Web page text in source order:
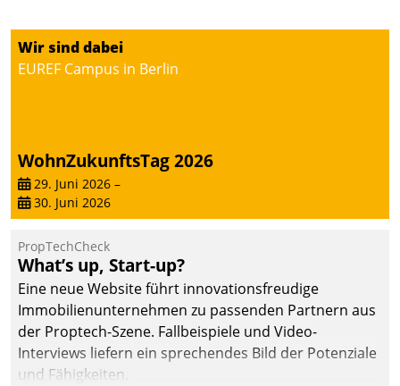
SAP-Systemlandschaft
deutscher
Wohnungsunternehmen
Dienstleisterauftrag.
Wir sind dabei
EUREF Campus in Berlin
WohnZukunftsTag 2026
29. Juni 2026 –
30. Juni 2026
PropTechCheck
What’s up, Start-up?
Eine neue Website führt innovationsfreudige
Immobilienunternehmen zu passenden Partnern aus
der Proptech-Szene. Fallbeispiele und Video-
Interviews liefern ein sprechendes Bild der Potenziale
und Fähigkeiten.